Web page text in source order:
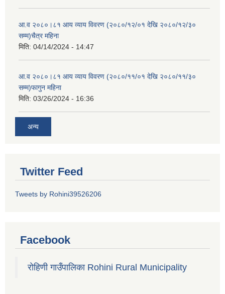
आ.व २०८०।८१ आय व्याय विवरण (२०८०/१२/०१ देखि २०८०/१२/३०
सम्म)चैत्र महिना
मिति: 04/14/2024 - 14:47
आ.व २०८०।८१ आय व्याय विवरण (२०८०/११/०१ देखि २०८०/११/३०
सम्म)फागुन महिना
मिति: 03/26/2024 - 16:36
अन्य
Twitter Feed
Tweets by Rohini39526206
Facebook
रोहिणी गाउँपालिका Rohini Rural Municipality